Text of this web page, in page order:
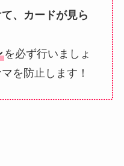
、カードが見ら
を必ず行いましょ
を防止します！